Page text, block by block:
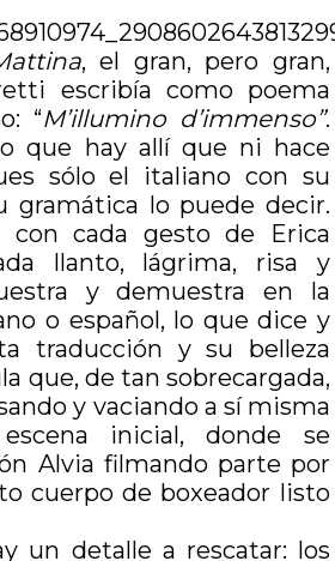
, el gran, pero gran,
escribía como poema
“M’illumino d’immenso”.
que hay allí que ni hace
sólo el italiano con su
gramática lo puede decir.
con cada gesto de Erica
llanto, lágrima, risa y
y demuestra en la
o español, lo que dice y
traducción y su belleza
que, de tan sobrecargada,
y vaciando a sí misma
inicial, donde se
Alvia filmando parte por
cuerpo de boxeador listo
un detalle a rescatar: los